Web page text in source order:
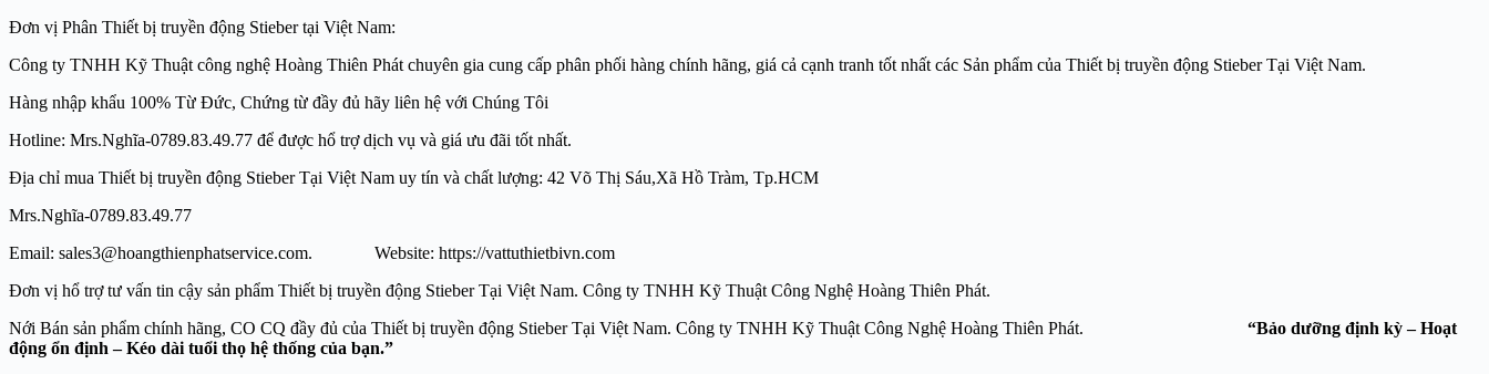
Đơn vị Phân Thiết bị truyền động Stieber tại Việt Nam:
Công ty TNHH Kỹ Thuật công nghệ Hoàng Thiên Phát chuyên gia cung cấp phân phối hàng chính hãng, giá cả cạnh tranh tốt nhất các Sản phẩm của Thiết bị truyền động Stieber Tại Việt Nam.
Hàng nhập khẩu 100% Từ Đức, Chứng từ đầy đủ hãy liên hệ với Chúng Tôi
Hotline: Mrs.Nghĩa-0789.83.49.77 để được hổ trợ dịch vụ và giá ưu đãi tốt nhất.
Địa chỉ mua Thiết bị truyền động Stieber Tại Việt Nam uy tín và chất lượng: 42 Võ Thị Sáu,Xã Hồ Tràm, Tp.HCM
Mrs.Nghĩa-0789.83.49.77
Email: sales3@hoangthienphatservice.com. Website: https://vattuthietbivn.com
Đơn vị hổ trợ tư vấn tin cậy sản phẩm Thiết bị truyền động Stieber Tại Việt Nam. Công ty TNHH Kỹ Thuật Công Nghệ Hoàng Thiên Phát.
Nới Bán sản phẩm chính hãng, CO CQ đầy đủ của Thiết bị truyền động Stieber Tại Việt Nam. Công ty TNHH Kỹ Thuật Công Nghệ Hoàng Thiên Phát.
“Bảo dưỡng định kỳ – Hoạt
động ổn định – Kéo dài tuổi thọ hệ thống của bạn.”